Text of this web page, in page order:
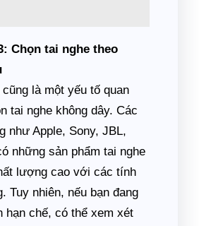
Chọn tai nghe theo
là một yếu tố quan
tai nghe không dây. Các
như Apple, Sony, JBL,
những sản phẩm tai nghe
lượng cao với các tính
Tuy nhiên, nếu bạn đang
hạn chế, có thể xem xét